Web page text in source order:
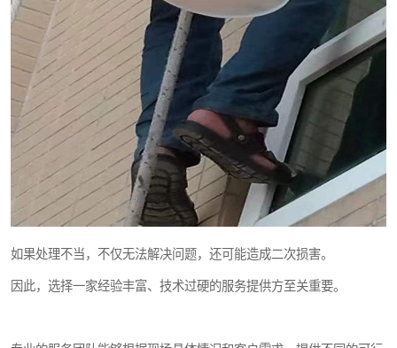
如果处理不当，不仅无法解决问题，还可能造成二次损害。
因此，选择一家经验丰富、技术过硬的服务提供方至关重要。